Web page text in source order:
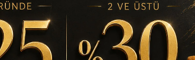
SONBAHARDA YURUYUS YAĞLI
(TD217)
Yağlı Boya Dokulu